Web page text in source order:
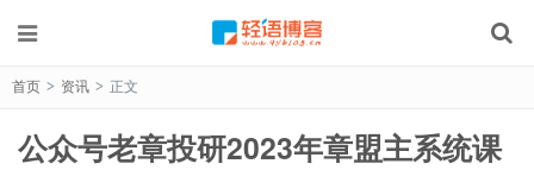
首页 > 资讯 > 正文
公众号老章投研2023年章盟主系统课